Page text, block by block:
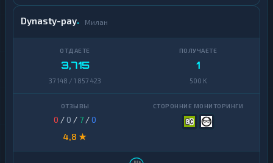
Dynasty-pay Милан
3,715
37 148 / 1 857 423
1
500 K
0 / 0 / 7 /0
4,8 ★